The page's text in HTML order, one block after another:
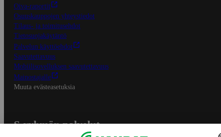
Oiva-raportit
Osuuskauppojen yhteystiedot
Tilaus- ja toimitusehdot
Tietosuojakäytäntö
Palvelun käyttöehdot
Saavutettavuus
Mobiilisovelluksen saavutettavuus
Mainostajalle
Muuta evästeasetuksia
S-ryhmän palvelut